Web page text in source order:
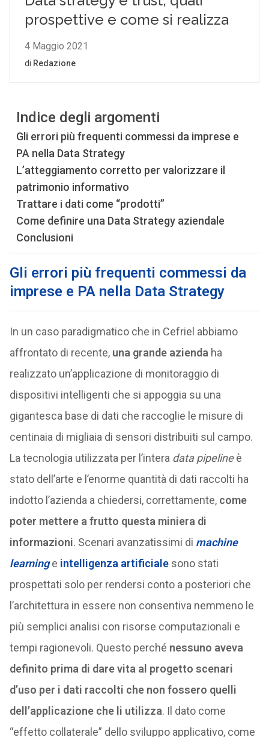
Indice degli argomenti
Gli errori più frequenti commessi da imprese e
PA nella Data Strategy
L’atteggiamento corretto per valorizzare il
patrimonio informativo
Trattare i dati come “prodotti”
Come definire una Data Strategy aziendale
Conclusioni
Gli errori più frequenti commessi da
imprese e PA nella Data Strategy
In un caso paradigmatico che in Cefriel abbiamo
affrontato di recente, una grande azienda ha
realizzato un’applicazione di monitoraggio di
dispositivi intelligenti che si appoggia su una
gigantesca base di dati che raccoglie le misure di
centinaia di migliaia di sensori distribuiti sul campo.
La tecnologia utilizzata per l’intera data pipelineè
stato dell’arte e l’enorme quantità di dati raccolti ha
indotto l’azienda a chiedersi, correttamente, come
poter mettere a frutto questa miniera di
informazioni. Scenari avanzatissimi di machine
learninge intelligenza artificialesono stati
prospettati solo per rendersi conto a posteriori che
l’architettura in essere non consentiva nemmeno le
più semplici analisi con risorse computazionali e
tempi ragionevoli. Questo perché nessuno aveva
definito prima di dare vita al progetto scenari
d’uso per i dati raccolti che non fossero quelli
dell’applicazione che li utilizza. Il dato come
“effetto collaterale” dello sviluppo applicativo, come